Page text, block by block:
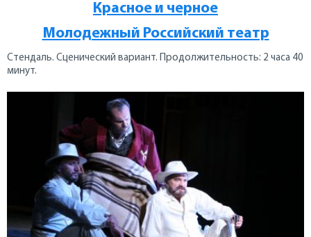
Красное и черное
Молодежный Российский театр
Стендаль. Сценический вариант. Продолжительность: 2 часа 40
минут.